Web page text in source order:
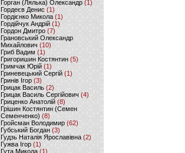
Горган (Лялька) Олександр(1)
Гордеєв Денис (1)
Гордієнко Микола (1)
Гордійчук Андрій (1)
Гордон Дмитро (7)
Грановський Олександр
Михайлович (10)
Гриб Вадим (1)
Григоришин Костянтин (5)
Гримчак Юрій(1)
Гриневецький Сергій(1)
Гринів Ігор (3)
Грицак Василь (2)
Грицак Василь Сергійович (4)
Гриценко Анатолій (8)
Грішин Костянтин (Семен
Семенченко)(8)
Гройсман Володимир(62)
Губський Богдан (3)
Гудзь Наталія Ярославівна(2)
Гужва Ігор (1)
Гута Микола (1)